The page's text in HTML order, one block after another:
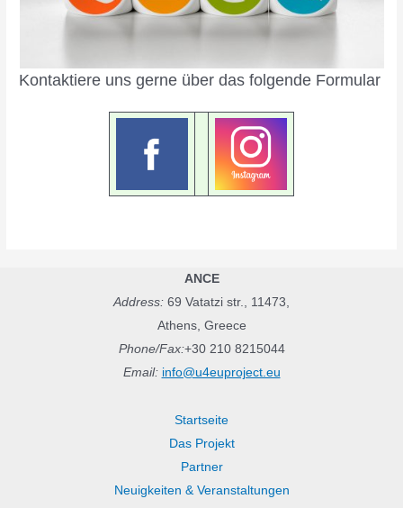
Kontaktiere uns gerne über das folgende Formular
ANCE
Address: 69 Vatatzi str., 11473,
Athens, Greece
Phone/Fax:+30 210 8215044
Email: info@u4euproject.eu
Startseite
Das Projekt
Partner
Neuigkeiten & Veranstaltungen